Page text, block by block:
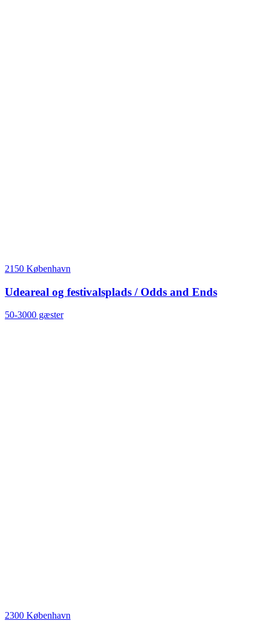
2150 København
Udeareal og festivalsplads / Odds and Ends
50-3000 gæster
2300 København